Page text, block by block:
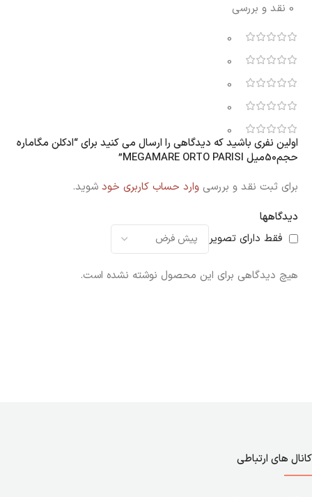
0 نقد و بررسی
0
0
0
0
0
دیدگاهها
فقط دارای تصویر
هیچ دیدگاهی برای این محصول نوشته نشده است.
اولین نفری باشید که دیدگاهی را ارسال می کنید برای “ادکلن مگاماره
حجم50میل MEGAMARE ORTO PARISI”
برای ثبت نقد و بررسی وارد حساب کاربری خود شوید.
کانال های ارتباطی